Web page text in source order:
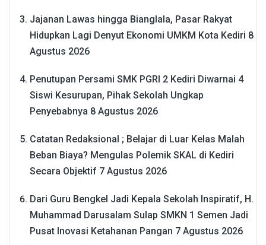
Jajanan Lawas hingga Bianglala, Pasar Rakyat
Hidupkan Lagi Denyut Ekonomi UMKM Kota Kediri 8
Agustus 2026
Penutupan Persami SMK PGRI 2 Kediri Diwarnai 4
Siswi Kesurupan, Pihak Sekolah Ungkap
Penyebabnya 8 Agustus 2026
Catatan Redaksional ; Belajar di Luar Kelas Malah
Beban Biaya? Mengulas Polemik SKAL di Kediri
Secara Objektif 7 Agustus 2026
Dari Guru Bengkel Jadi Kepala Sekolah Inspiratif, H.
Muhammad Darusalam Sulap SMKN 1 Semen Jadi
Pusat Inovasi Ketahanan Pangan 7 Agustus 2026